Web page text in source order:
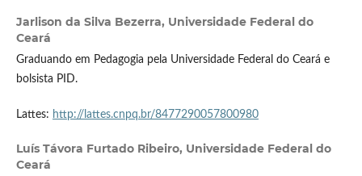
Jarlison da Silva Bezerra, Universidade Federal do
Ceará
Graduando em Pedagogia pela Universidade Federal do Ceará e
bolsista PID.
Lattes: http://lattes.cnpq.br/8477290057800980
Luís Távora Furtado Ribeiro, Universidade Federal do
Ceará